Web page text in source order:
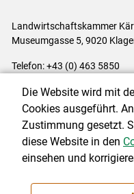
Landwirtschaftskammer
Museumgasse 5, 9020
Telefon: +43 (0) 463 5850
Impressum|Kontakt|
Cookie-Einstellungen
NEWSLETTER
Die Website wird mit
Cookies ausgeführt.
Zustimmung gesetzt.
diese Website in den
einsehen und